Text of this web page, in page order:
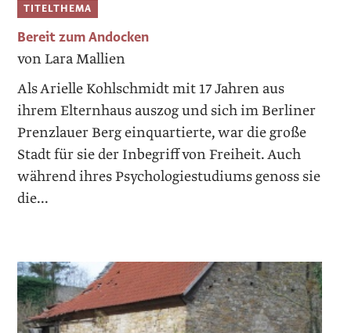
TITELTHEMA
Bereit zum Andocken
von Lara Mallien
Als Arielle Kohlschmidt mit 17 Jahren aus
ihrem Elternhaus auszog und sich im Berliner
Prenzlauer Berg einquartierte, war die große
Stadt für sie der Inbegriff von Freiheit. Auch
während ­ihres Psychologiestudiums genoss sie
die...